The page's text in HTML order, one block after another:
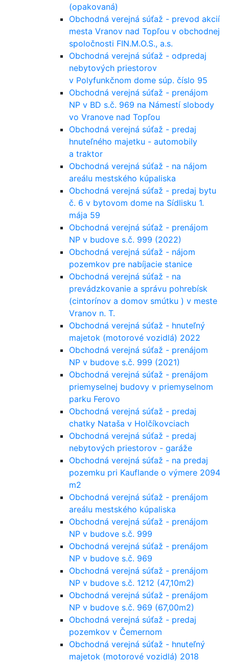
(opakovaná)
Obchodná verejná súťaž - prevod akcií
mesta Vranov nad Topľou v obchodnej
spoločnosti FIN.M.O.S., a.s.
Obchodná verejná súťaž - odpredaj
nebytových priestorov
v Polyfunkčnom dome súp. číslo 95
Obchodná verejná súťaž - prenájom
NP v BD s.č. 969 na Námestí slobody
vo Vranove nad Topľou
Obchodná verejná súťaž - predaj
hnuteľného majetku - automobily
a traktor
Obchodná verejná súťaž - na nájom
areálu mestského kúpaliska
Obchodná verejná súťaž - predaj bytu
č. 6 v bytovom dome na Sídlisku 1.
mája 59
Obchodná verejná súťaž - prenájom
NP v budove s.č. 999 (2022)
Obchodná verejná súťaž - nájom
pozemkov pre nabíjacie stanice
Obchodná verejná súťaž - na
prevádzkovanie a správu pohrebísk
(cintorínov a domov smútku ) v meste
Vranov n. T.
Obchodná verejná súťaž - hnuteľný
majetok (motorové vozidlá) 2022
Obchodná verejná súťaž - prenájom
NP v budove s.č. 999 (2021)
Obchodná verejná súťaž - prenájom
priemyselnej budovy v priemyselnom
parku Ferovo
Obchodná verejná súťaž - predaj
chatky Nataša v Holčíkovciach
Obchodná verejná súťaž - predaj
nebytových priestorov - garáže
Obchodná verejná súťaž - na predaj
pozemku pri Kauflande o výmere 2094
m2
Obchodná verejná súťaž - prenájom
areálu mestského kúpaliska
Obchodná verejná súťaž - prenájom
NP v budove s.č. 999
Obchodná verejná súťaž - prenájom
NP v budove s.č. 969
Obchodná verejná súťaž - prenájom
NP v budove s.č. 1212 (47,10m2)
Obchodná verejná súťaž - prenájom
NP v budove s.č. 969 (67,00m2)
Obchodná verejná súťaž - predaj
pozemkov v Čemernom
Obchodná verejná súťaž - hnuteľný
majetok (motorové vozidlá) 2018